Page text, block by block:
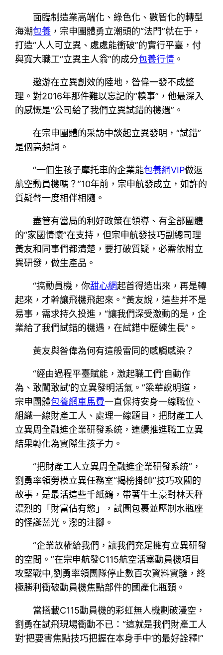
面臨制造業高端化、綠色化、數智化的轉型
海潮包養 ，宗申團體勇立潮頭的“法門”就在于，
打造“人人可立異、處處能衝破”的實行平臺，付
與寬大職工“立異主人翁”的成分包養行情 。
遨游在立異創效的陸地，昝偉一發不成整
理。對2016年那件難以忘記的“糗事”，他最深入
的感慨是“公司給了我們立異試錯的機遇”。
在宗申團體的采訪中談起立異發明，“試錯”
是個高頻詞。
“一個生孩子摩托車的企業能包養網VIP做返
航空動員機嗎？”10年前，宗申航發成立，如許的
質疑聲一度相伴相隨。
盡管有當局的利好政策在領導、有全部團體
的“家國情懷”在支持，但宗申航發技巧副總司理
黃友和同事們都清楚，要打破質疑，必需依附立
異研發，做生產品。
“搞動員機，你甜心網起首得造出來，再是轉
起來，才幹讓飛機飛起來。”黃友說，這些并不是
易事，需求持久投進，“讓我們深受激動的是，企
業給了我們試錯的機遇，在試錯中歷練生長”。
黃友與昝偉為何有這般雷同的感觸感染？
“經由過程平臺賦能，激起職工們‘自動作
為、敢闖敢試’的立異發明活氣。”梁華說明道，
宗申團體包養網車馬費一直保持安身一線職位、
組織一線財產工人、處理一線題目，把財產工人
立異周全融進企業研發系統，連續推進職工立異
結果轉化為實際生孩子力。
“把財產工人立異周全融進企業研發系統”，
劉勇率領勞模立異任務室“揭榜掛帥”技巧攻關的
故事，是最活這些千紙鶴，帶著牛土豪對林天秤
濃烈的「財富佔有慾」，試圖包裹並壓制水瓶座
的怪誕藍光。潑的注腳。
“企業放權給我們，讓我們充足擁有立異研發
的空間。”在宗申航發C115航空活塞動員機項目
攻堅戰中,劉勇率領團隊停止數百次資料實驗，終
極勝利衝破動員機焦點部件的國產化瓶頸。
當搭載C115動員機的彩虹無人機劃破漫空，
劉勇在試飛現場衝動不已：“這就是我們財產工人
對‘把要害焦點技巧把握在本身手中’的最好詮釋!”